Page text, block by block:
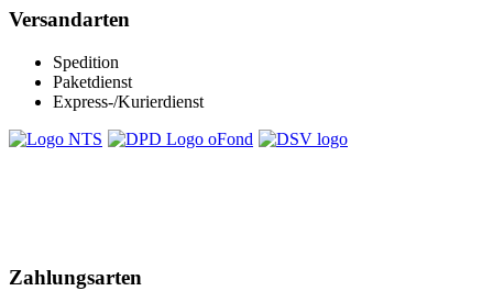
Versandarten
Spedition
Paketdienst
Express-/Kurierdienst
Zahlungsarten